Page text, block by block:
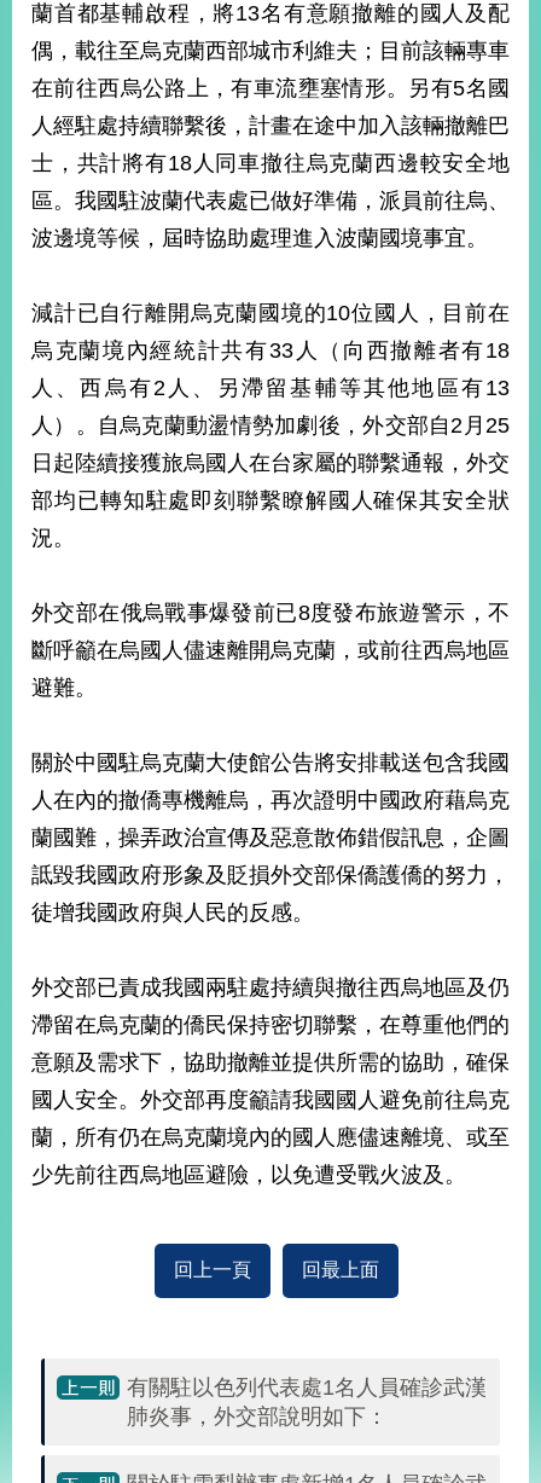
台
海
和
平
護
照
回
頁
站
導
覽
關
於
本
部
新
中
心
交
資
訊
與
地
區
國
際
傳
政
府
資
訊
公
開
為
站
蘭首都基輔啟程，將13名有意願撤離的國人及配
偶，載往至烏克蘭西部城市利維夫；目前該輛專車
在前往西烏公路上，有車流壅塞情形。另有5名國
人經駐處持續聯繫後，計畫在途中加入該輛撤離巴
士，共計將有18人同車撤往烏克蘭西邊較安全地
區。我國駐波蘭代表處已做好準備，派員前往烏、
波邊境等候，屆時協助處理進入波蘭國境事宜。
減計已自行離開烏克蘭國境的10位國人，目前在
烏克蘭境內經統計共有33人（向西撤離者有18
人、西烏有2人、另滯留基輔等其他地區有13
人）。自烏克蘭動盪情勢加劇後，外交部自2月25
日起陸續接獲旅烏國人在台家屬的聯繫通報，外交
部均已轉知駐處即刻聯繫瞭解國人確保其安全狀
況。
外交部在俄烏戰事爆發前已8度發布旅遊警示，不
斷呼籲在烏國人儘速離開烏克蘭，或前往西烏地區
避難。
關於中國駐烏克蘭大使館公告將安排載送包含我國
人在內的撤僑專機離烏，再次證明中國政府藉烏克
蘭國難，操弄政治宣傳及惡意散佈錯假訊息，企圖
詆毀我國政府形象及貶損外交部保僑護僑的努力，
徒增我國政府與人民的反感。
外交部已責成我國兩駐處持續與撤往西烏地區及仍
滯留在烏克蘭的僑民保持密切聯繫，在尊重他們的
意願及需求下，協助撤離並提供所需的協助，確保
國人安全。外交部再度籲請我國國人避免前往烏克
蘭，所有仍在烏克蘭境內的國人應儘速離境、或至
少先前往西烏地區避險，以免遭受戰火波及。
回上一頁 回最上面
有關駐以色列代表處1名人員確診武漢
肺炎事，外交部說明如下：